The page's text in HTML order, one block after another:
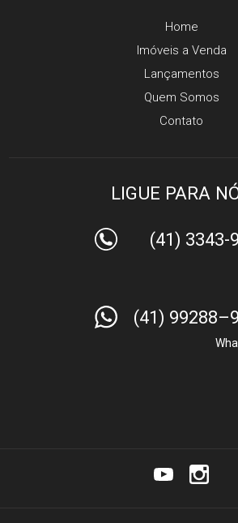
Home
Imóveis a Venda
Lançamentos
Quem Somos
Contato
LIGUE PARA
(41) 3343-
(41)